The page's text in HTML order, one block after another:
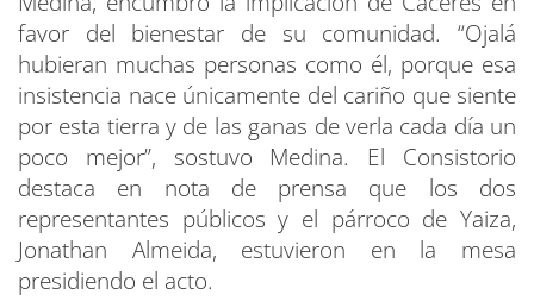
favor del bienestar de su comunidad. “Ojalá
hubieran muchas personas como él, porque esa
insistencia nace únicamente del cariño que siente
por esta tierra y de las ganas de verla cada día un
poco mejor”, sostuvo Medina. El Consistorio
destaca en nota de prensa que los dos
representantes públicos y el párroco de Yaiza,
Jonathan Almeida, estuvieron en la mesa
presidiendo el acto.